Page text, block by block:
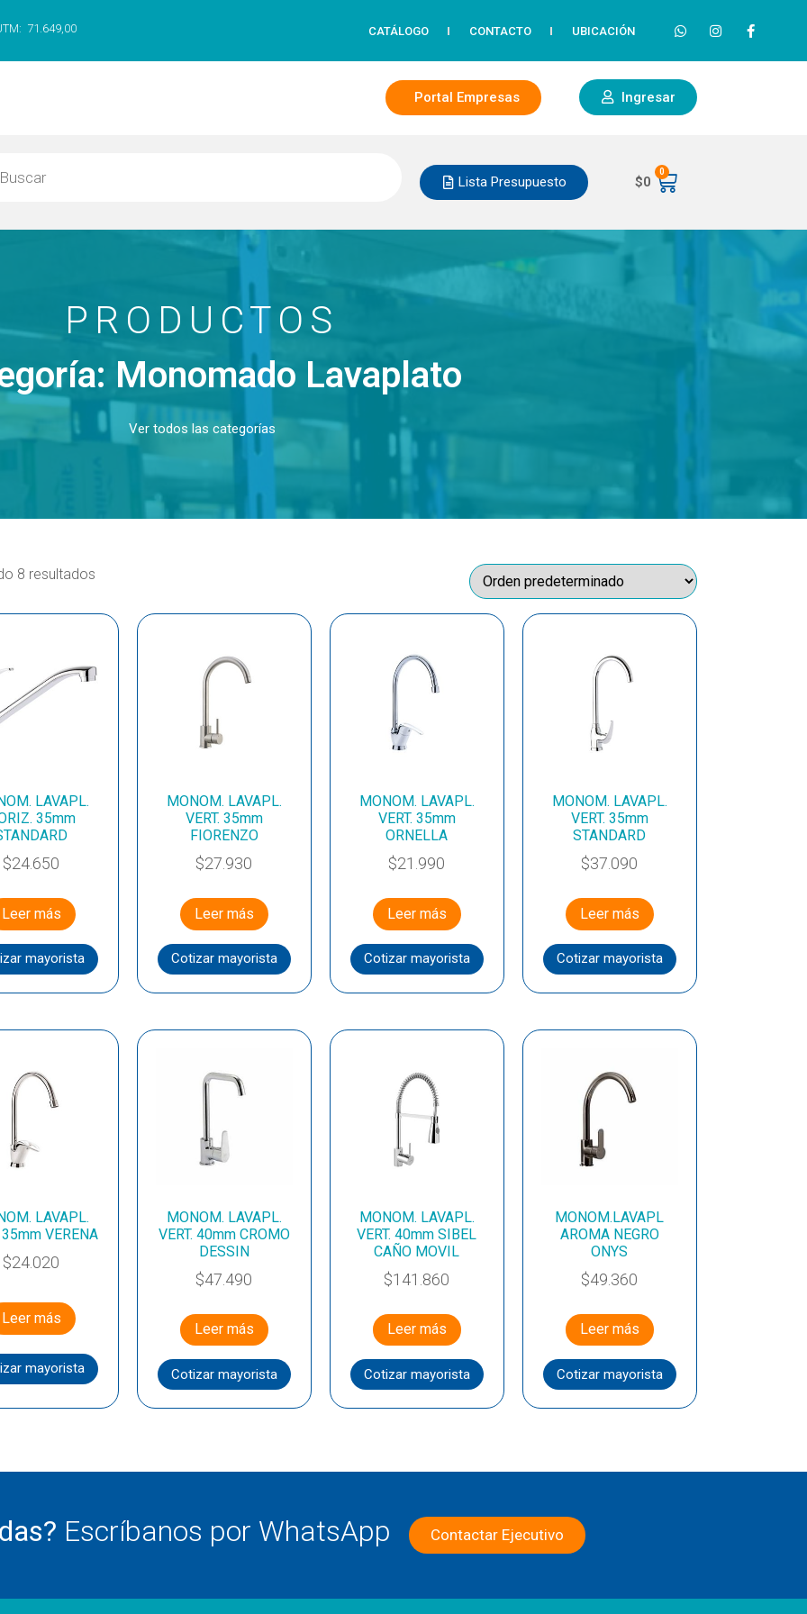
71.649,00 CATÁLOGO CONTACTO UBICACIÓN
Portal Empresas Ingresar
Lista Presupuesto $0
0
PRODUCTOS
Monomado Lavaplato
Ver todos las categorías
8 resultados
LAVAPL.
35mm
$24.650
Leer más
mayorista
MONOM. LAVAPL.
VERT. 35mm
FIORENZO
$27.930
Leer más
Cotizar mayorista
MONOM. LAVAPL.
VERT. 35mm
ORNELLA
$21.990
Leer más
Cotizar mayorista
MONOM. LAVAPL.
VERT. 35mm
STANDARD
$37.090
Leer más
Cotizar mayorista
LAVAPL.
35mm VERENA
$24.020
Leer más
mayorista
MONOM. LAVAPL.
VERT. 40mm CROMO
DESSIN
$47.490
Leer más
Cotizar mayorista
MONOM. LAVAPL.
VERT. 40mm SIBEL
CAÑO MOVIL
$141.860
Leer más
Cotizar mayorista
MONOM.LAVAPL
AROMA NEGRO
ONYS
$49.360
Leer más
Cotizar mayorista
Escríbanos por WhatsApp Contactar Ejecutivo